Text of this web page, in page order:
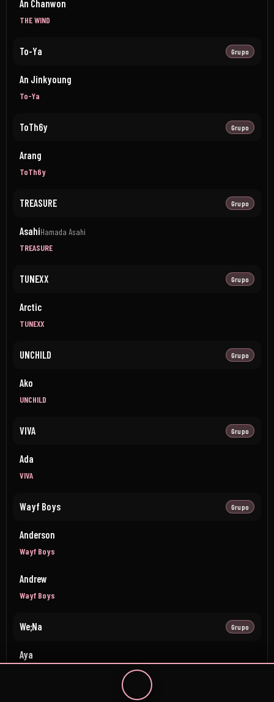
An Chanwon
THE WIND
To-Ya Grupo
An Jinkyoung
To-Ya
ToTh6y Grupo
Arang
ToTh6y
TREASURE Grupo
AsahiHamada Asahi
TREASURE
TUNEXX Grupo
Arctic
TUNEXX
UNCHILD Grupo
Ako
UNCHILD
VIVA Grupo
Ada
VIVA
Wayf Boys Grupo
Anderson
Wayf Boys
Andrew
Wayf Boys
We;Na Grupo
Aya